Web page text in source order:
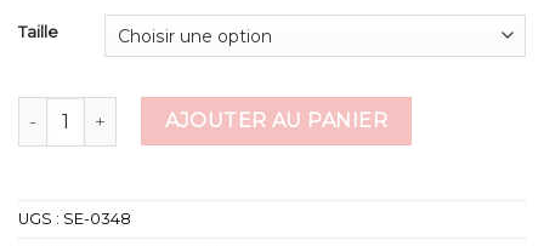
Taille
quantité de veste universitaire
AJOUTER AU PANIER
UGS : SE-0348